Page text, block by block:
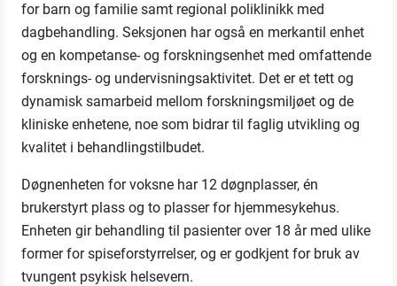
for barn og familie samt regional poliklinikk med
dagbehandling. Seksjonen har også en merkantil enhet
og en kompetanse- og forskningsenhet med omfattende
forsknings- og undervisningsaktivitet. Det er et tett og
dynamisk samarbeid mellom forskningsmiljøet og de
kliniske enhetene, noe som bidrar til faglig utvikling og
kvalitet i behandlingstilbudet.
Døgnenheten for voksne har 12 døgnplasser, én
brukerstyrt plass og to plasser for hjemmesykehus.
Enheten gir behandling til pasienter over 18 år med ulike
former for spiseforstyrrelser, og er godkjent for bruk av
tvungent psykisk helsevern.